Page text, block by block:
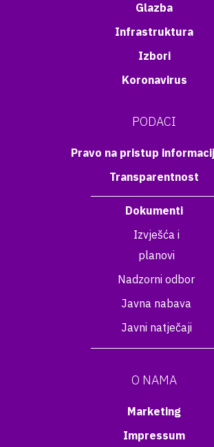
Glazba
Infrastruktura
Izbori
Koronavirus
PODACI
Pravo na pristup
Transparentnost
Dokumenti
Izvješća i
planovi
Nadzorni odbor
Javna nabava
Javni natječaji
O NAMA
Marketing
Impressum